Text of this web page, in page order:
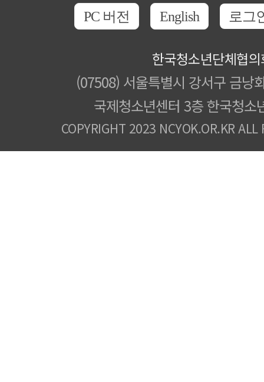
PC 버전 English 로그
한국청소년단체협
(07508) 서울특별시 강서구 금낭
국제청소년센터 3층 한국청소
COPYRIGHT 2023 NCYOK.OR.KR ALL